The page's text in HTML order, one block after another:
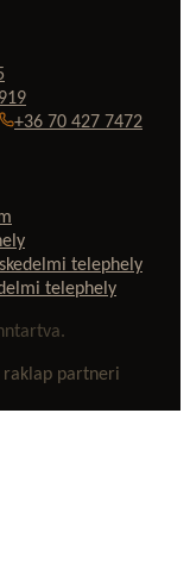
+36 70 427 7472
telephely
telephely
raklap partneri